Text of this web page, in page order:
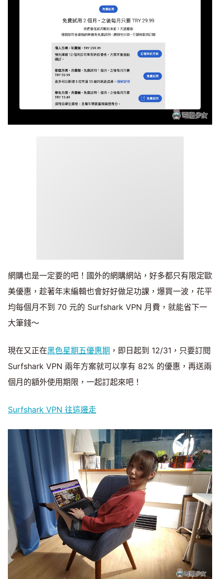
網購也是一定要的吧！國外的網購網站，好多都只有限定歐
美優惠，趁著年末編輯也會好好做足功課，爆買一波，花平
均每個月不到 70 元的 Surfshark VPN 月費，就能省下一
大筆錢～
現在又正在黑色星期五優惠期 ，即日起到 12/31，只要訂閱
Surfshark VPN 兩年方案就可以享有 82% 的優惠，再送兩
個月的額外使用期限，一起訂起來吧！
Surfshark VPN 往這邊走